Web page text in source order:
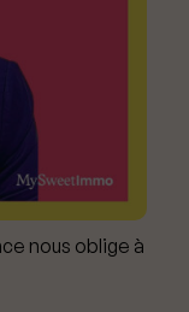
nous oblige à